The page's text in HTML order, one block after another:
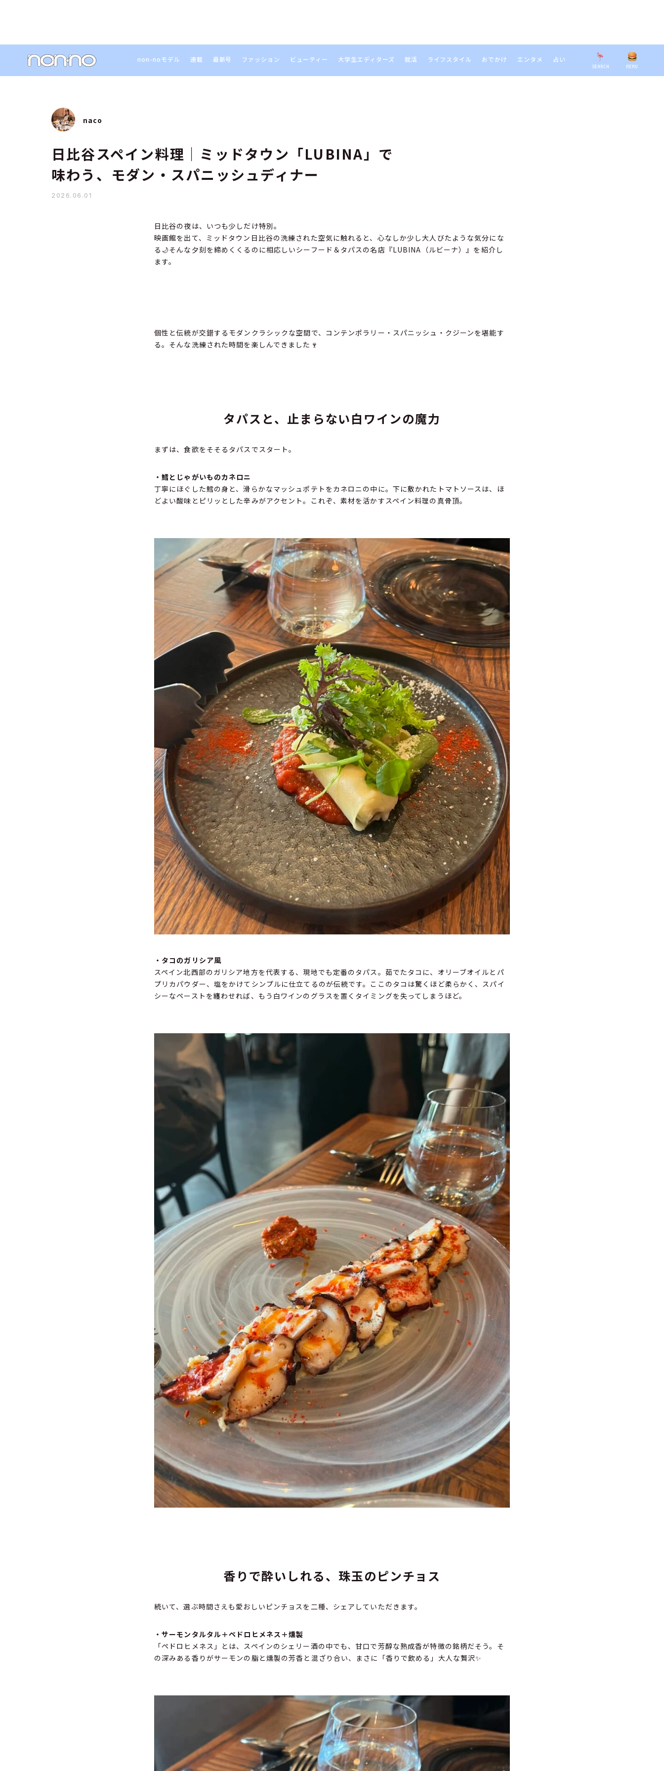
SEARCH MENU
non-noモデル 連載 最新号 ファッション ビューティー 大学生エディターズ 就活 ライフスタイル おでかけ エンタメ 占い
naco
日比谷スペイン料理｜ミッドタウン「LUBINA」で
味わう、モダン・スパニッシュディナー
2026.06.01
日比谷の夜は、いつも少しだけ特別。
映画館を出て、ミッドタウン日比谷の洗練された空気に触れると、心なしか少し大人びたような気分にな
る🌙そんな夕刻を締めくくるのに相応しいシーフード＆タパスの名店『LUBINA（ルビーナ）』を紹介し
ます。
個性と伝統が交錯するモダンクラシックな空間で、コンテンポラリー・スパニッシュ・クジーンを堪能す
る。そんな洗練された時間を楽しんできました🍷
タパスと、止まらない白ワインの魔力
まずは、食欲をそそるタパスでスタート。
・鱈とじゃがいものカネロニ
丁寧にほぐした鱈の身と、滑らかなマッシュポテトをカネロニの中に。下に敷かれたトマトソースは、ほ
どよい酸味とピリッとした辛みがアクセント。これぞ、素材を活かすスペイン料理の真骨頂。
・タコのガリシア風
スペイン北西部のガリシア地方を代表する、現地でも定番のタパス。茹でたタコに、オリーブオイルとパ
プリカパウダー、塩をかけてシンプルに仕立てるのが伝統です。ここのタコは驚くほど柔らかく、スパイ
シーなペーストを纏わせれば、もう白ワインのグラスを置くタイミングを失ってしまうほど。
香りで酔いしれる、珠玉のピンチョス
続いて、選ぶ時間さえも愛おしいピンチョスを二種、シェアしていただきます。
・サーモンタルタル＋ペドロヒメネス＋燻製
「ペドロヒメネス」とは、スペインのシェリー酒の中でも、甘口で芳醇な熟成香が特徴の銘柄だそう。そ
の深みある香りがサーモンの脂と燻製の芳香と混ざり合い、まさに「香りで飲める」大人な贅沢✨